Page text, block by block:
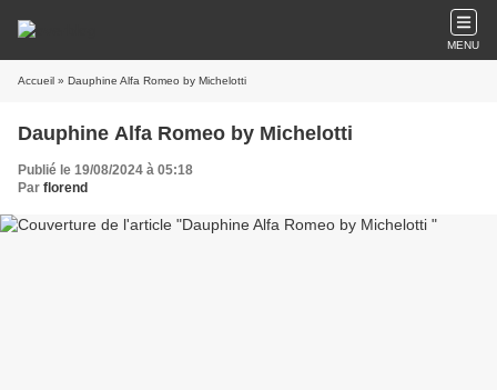
MENU
Accueil » Dauphine Alfa Romeo by Michelotti
Dauphine Alfa Romeo by Michelotti
Publié le 19/08/2024 à 05:18
Par florend